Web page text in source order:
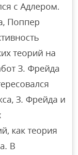
с Адлером.
Поппер
теорий на
З. Фрейда
З. Фрейда и
как теория
В